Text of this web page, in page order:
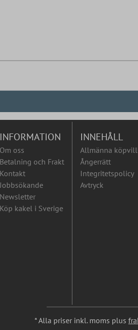
INFORMATION
Om oss
Betalning och Frakt
Kontakt
Jobbsökande
Newsletter
Köp kakel i Sverige
INNEHÅLL
Allmänna
Ångerrätt
Integritetspolicy
Avtryck
* Alla priser inkl. moms plus